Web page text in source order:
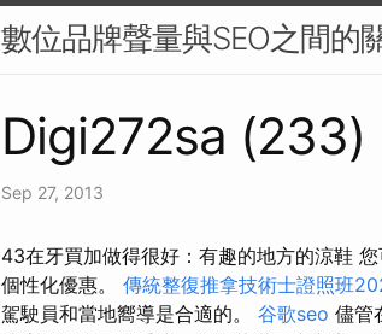
數位品牌聲量與SEO之間的
Digi272sa (233)
Sep 27, 2013
43在牙買加做得很好：有趣的地方的涼鞋
個性化優惠。 傳統整復推拿技術士證照班
駕駛員和當地嚮導是合適的。 谷歌seo 儘管